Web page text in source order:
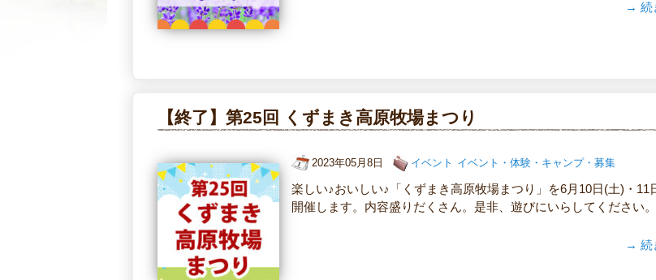
→ 続
【終了】第25回 くずまき高原牧場まつり
2023年05月8日 イベント イベント・体験・キャンプ・募集
楽しい♪おいしい♪「くずまき高原牧場まつり」を6月10日(土)・11
開催します。内容盛りだくさん。是非、遊びにいらしてください。
→ 続